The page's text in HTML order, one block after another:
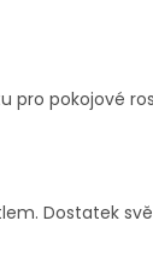
pokojové
Dostatek